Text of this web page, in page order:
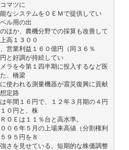
マツに
なシステムをＯＥＭで提供してい
ル用の出
ほか、農機分野での採算も改善して
高１３００
営業利益１６０億円（同３６％
と好調が持続してい
ラを今第１四半期に投入するなど医
、橋梁
使われる測量機器が震災復興に貢献
定路
年間１６円で、１２年３月期の４円
０円と、株
ＯＥは１１％台と高水準。
０６年５月の上場来高値（分割権利
９５円を８
さを見せている。短期的な株価調整